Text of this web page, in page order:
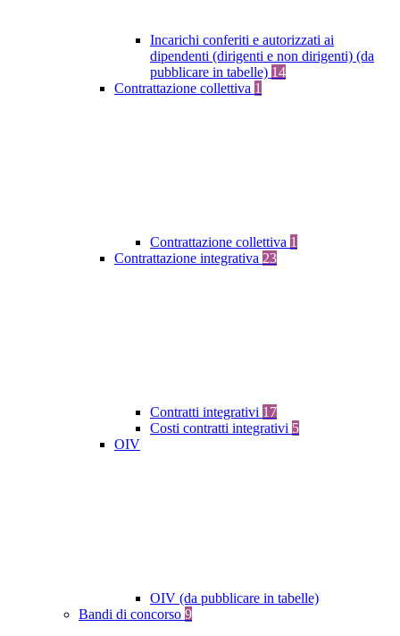
Incarichi conferiti e autorizzati ai
dipendenti (dirigenti e non dirigenti) (da
pubblicare in tabelle) 14
Contrattazione collettiva 1
Contrattazione collettiva 1
Contrattazione integrativa 23
Contratti integrativi 17
Costi contratti integrativi 5
OIV
OIV (da pubblicare in tabelle)
Bandi di concorso 9